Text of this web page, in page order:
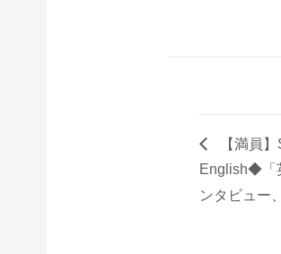
【満員
English◆「
ンタビュー